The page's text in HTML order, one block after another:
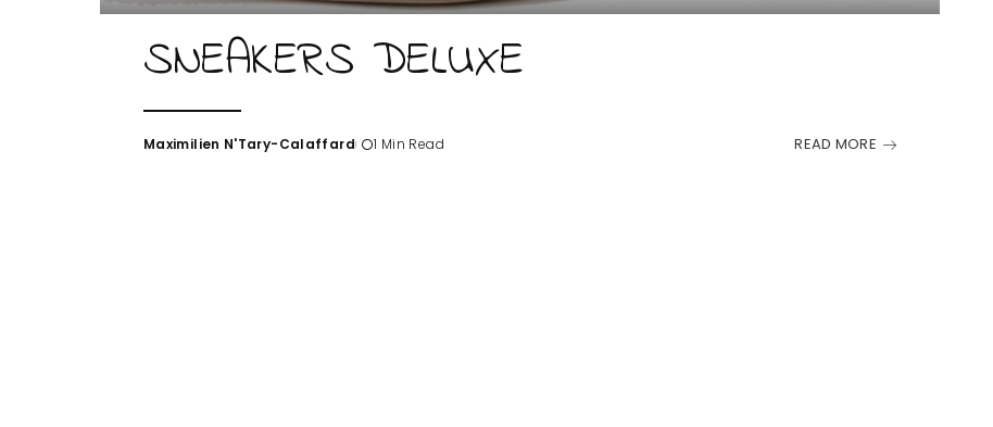
SNEAKERS DELUXE
Posted
Maximilien N'Tary-Calaffard 1 Min Read READ MORE